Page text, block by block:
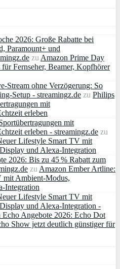
2026: Große Rabatte bei
Paramount+ und
zuAmazon Prime Day
Fernseher, Beamer, Kopfhörer
Stream ohne Verzögerung: So
Setup - streamingz.de zu Philips
mit
erleben
mit
erleben - streamingz.de zu
Lifestyle Smart TV mit
und Alexa‑Integration
2026: Bis zu 45 % Rabatt zum
zuAmazon Ember Artline:
Ambient‑Modus,
Lifestyle Smart TV mit
und Alexa‑Integration -
Echo Angebote 2026: Echo Dot
Show jetzt deutlich günstiger für